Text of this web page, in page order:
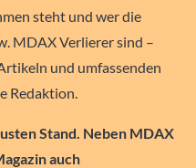
steht und wer die
MDAX Verlierer sind –
und umfassenden
Redaktion.
Stand. Neben MDAX
auch